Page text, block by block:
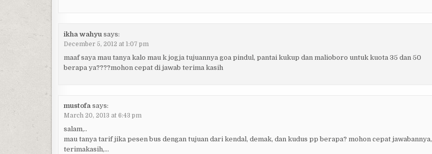
ikha wahyu says:
December 5, 2012 at 1:07 pm
maaf saya mau tanya kalo mau k jogja tujuannya goa pindul, pantai kukup dan malioboro untuk kuota 35 dan 50
berapa ya????mohon cepat di jawab terima kasih
mustofa says:
March 20, 2013 at 6:43 pm
salam,..
mau tanya tarif jika pesen bus dengan tujuan dari kendal, demak, dan kudus pp berapa? mohon cepat jawabannya,
terimakasih,…